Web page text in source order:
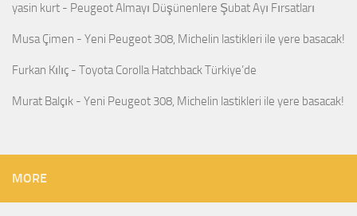
yasin kurt - Peugeot Almayı Düşünenlere Şubat Ayı Fırsatları
Musa Çimen - Yeni Peugeot 308, Michelin lastikleri ile yere basacak!
Furkan Kılıç - Toyota Corolla Hatchback Türkiye’de
Murat Balçık - Yeni Peugeot 308, Michelin lastikleri ile yere basacak!
MORE